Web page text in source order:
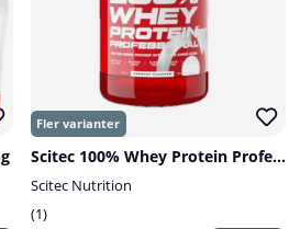
Scitec 100% Whey Protein Professional, 920 g
Scitec Nutrition
1